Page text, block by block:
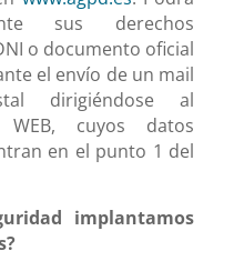
sus derechos
o documento oficial
el envío de un mail
dirigiéndose al
WEB, cuyos datos
en el punto 1 del
implantamos